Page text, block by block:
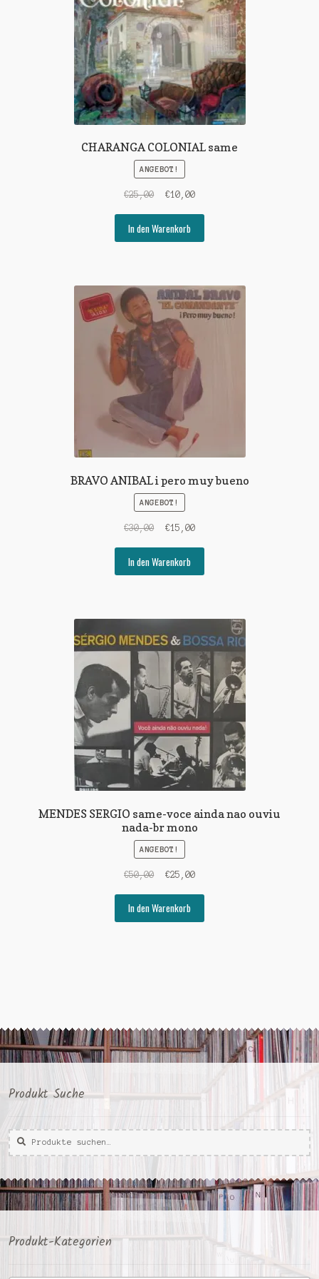
CHARANGA COLONIAL same
ANGEBOT!
€25,00
Ursprünglicher
war:
€25,00
€10,00Aktueller
€10,00.
In den Warenkorb
BRAVO ANIBAL i pero muy bueno
ANGEBOT!
€30,00
Ursprünglicher
war:
€30,00
€15,00Aktueller
€15,00.
In den Warenkorb
MENDES SERGIO same-voce ainda nao ouviu
nada-br mono
ANGEBOT!
€50,00
Ursprünglicher
war:
€50,00
€25,00Aktueller
€25,00.
In den Warenkorb
Produkt Suche
Suche
nach:
Suche
Produkt-Kategorien